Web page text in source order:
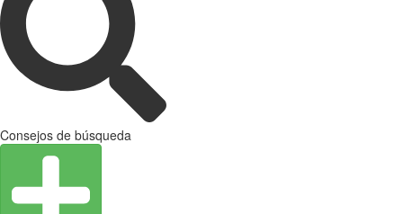
Consejos de búsqueda